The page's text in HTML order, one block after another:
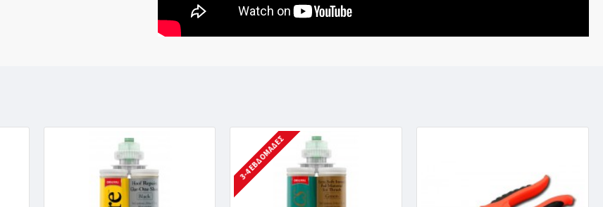
3-4 ΕΒΔΟΜΆΔΕΣ